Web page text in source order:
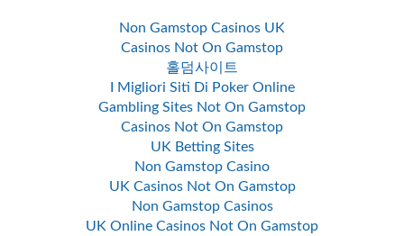
Non Gamstop Casinos UK
Casinos Not On Gamstop
홀덤사이트
I Migliori Siti Di Poker Online
Gambling Sites Not On Gamstop
Casinos Not On Gamstop
UK Betting Sites
Non Gamstop Casino
UK Casinos Not On Gamstop
Non Gamstop Casinos
UK Online Casinos Not On Gamstop